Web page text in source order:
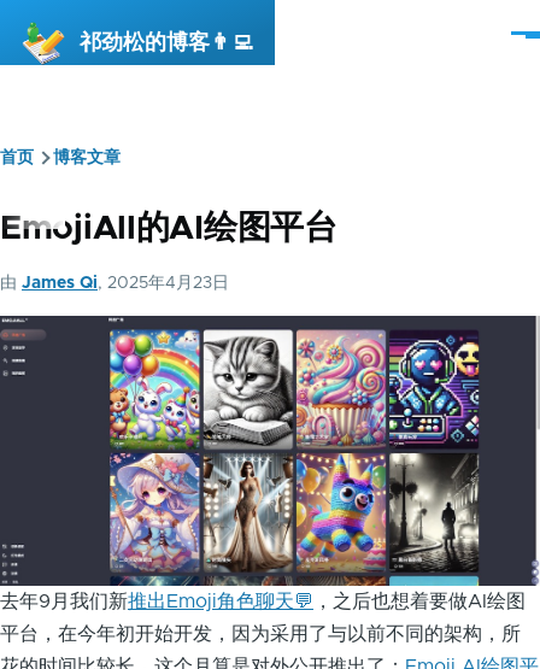
祁劲松的博客👨‍💻
菜
面
包
首页 博客文章
EmojiAll的AI绘图平台
由 James Qi, 2025年4月23日
去年9月我们新推出Emoji角色聊天💬 ，之后也想着要做AI绘图
平台，在今年初开始开发，因为采用了与以前不同的架构，所